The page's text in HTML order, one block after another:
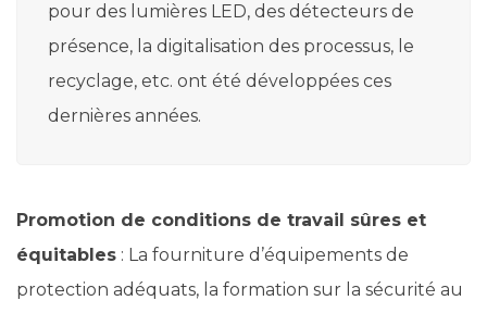
pour des lumières LED, des détecteurs de
présence, la digitalisation des processus, le
recyclage, etc. ont été développées ces
dernières années.
Promotion de conditions de travail sûres et
équitables : La fourniture d’équipements de
protection adéquats, la formation sur la sécurité au